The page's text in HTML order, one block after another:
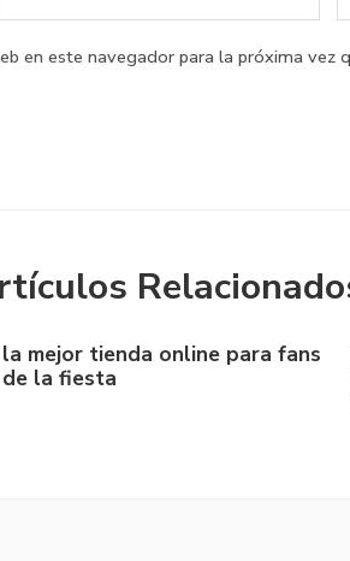
en este navegador para la próxima vez
la mejor tienda online para fans
de la fiesta